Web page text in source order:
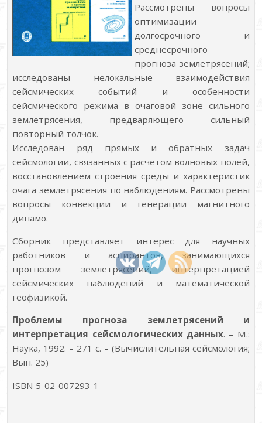
Рассмотрены вопросы
оптимизации
долгосрочного и
среднесрочного
прогноза землетрясений;
исследованы нелокальные взаимодействия
сейсмических событий и особенности
сейсмического режима в очаговой зоне сильного
землетрясения, предваряющего сильный
повторный толчок.
Исследован ряд прямых и обратных задач
сейсмологии, связанных с расчетом волновых полей,
восстановлением строения среды и характеристик
очага землетрясения по на6людениям. Рассмотрены
вопросы конвекции и генерации магнитного
динамо.
Сборник представляет интерес для научных
работников и аспирантов, занимающихся
прогнозом землетрясений, интерпретацией
сейсмических на6людений и математической
геофизикой.
Про6лемы прогноза землетрясений и
интерпретация сейсмологических данных. – М.:
Наука, 1992. – 271 с. – (Вычислительная сейсмология;
Вып. 25)
ISBN 5-02-007293-1